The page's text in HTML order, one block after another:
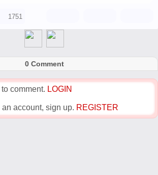
1751
0 Comment
comment. LOGIN
an account, sign up. REGISTER